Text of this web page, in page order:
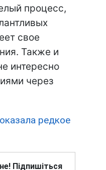
процесс,
свое
Также и
интересно
через
редкое
Підпишіться